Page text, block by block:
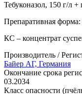
Тебуконазол, 150 г/л
Препаративная форма:
КС – концентрат
Производитель /
Байер АГ, Германия
Окончание срока
03.2034
Класс опасности